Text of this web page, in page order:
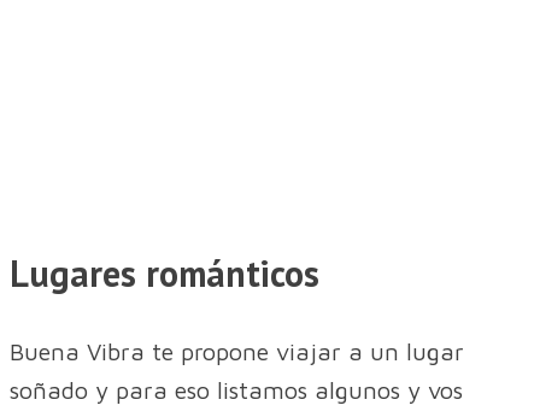
Lugares románticos
Buena Vibra te propone viajar a un lugar
soñado y para eso listamos algunos y vos